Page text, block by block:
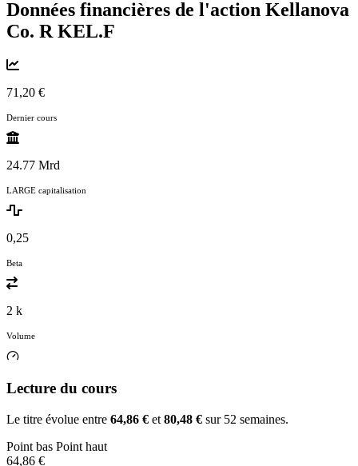
Données financières de l'action Kellanova
Co. R KEL.F
71,20 €
Dernier cours
24.77 Mrd
LARGE capitalisation
0,25
Beta
2 k
Volume
Lecture du cours
Le titre évolue entre 64,86 € et 80,48 € sur 52 semaines.
Point bas Point haut
64,86 €